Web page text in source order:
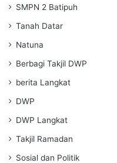
SMPN 2 Batipuh
Tanah Datar
Natuna
Berbagi Takjil DWP
berita Langkat
DWP
DWP Langkat
Takjil Ramadan
Sosial dan Politik